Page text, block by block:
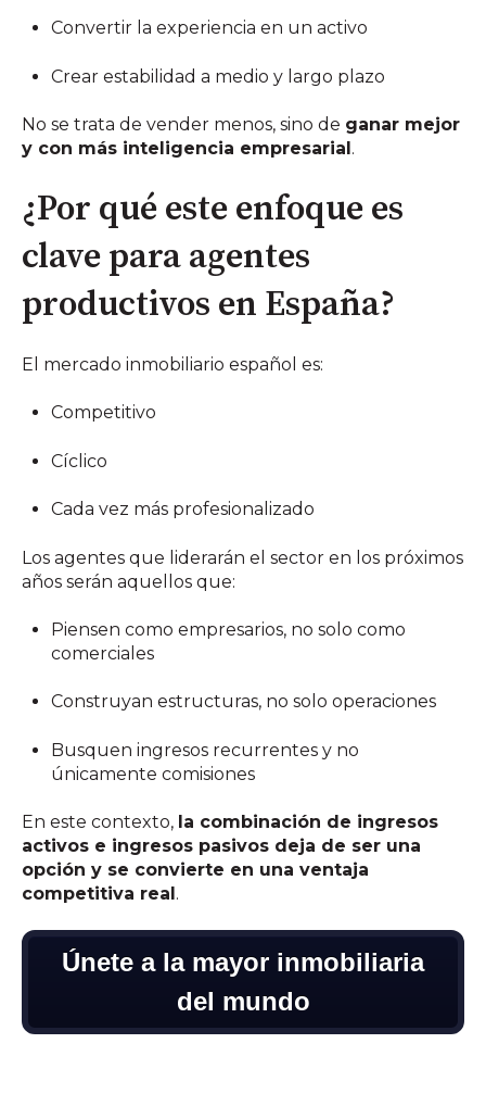
Convertir la experiencia en un activo
Crear estabilidad a medio y largo plazo
No se trata de vender menos, sino de ganar mejor
y con más inteligencia empresarial .
¿Por qué este enfoque es
clave para agentes
productivos en España?
El mercado inmobiliario español es:
Competitivo
Cíclico
Cada vez más profesionalizado
Los agentes que liderarán el sector en los próximos
años serán aquellos que:
Piensen como empresarios, no solo como
comerciales
Construyan estructuras, no solo operaciones
Busquen ingresos recurrentes y no
únicamente comisiones
En este contexto, la combinación de ingresos
activos e ingresos pasivos deja de ser una
opción y se convierte en una ventaja
competitiva real.
Únete a la mayor inmobiliaria
del mundo